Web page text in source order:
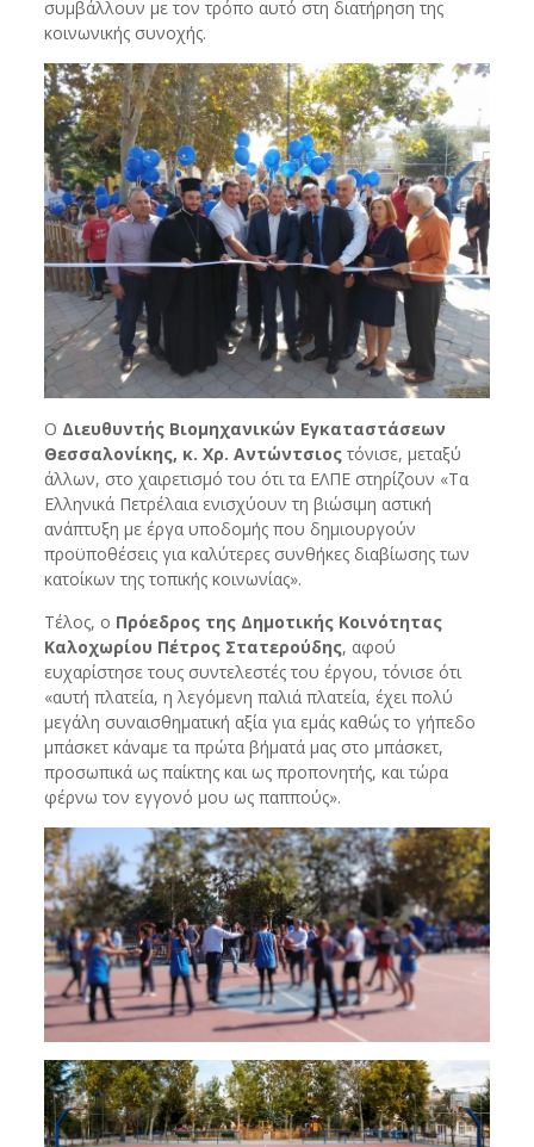
συμβάλλουν με τον τρόπο αυτό στη διατήρηση της
κοινωνικής συνοχής.
Ο Διευθυντής Βιομηχανικών Εγκαταστάσεων
Θεσσαλονίκης, κ. Χρ. Αντώντσιοςτόνισε, μεταξύ
άλλων, στο χαιρετισμό του ότι τα ΕΛΠΕ στηρίζουν «Τα
Ελληνικά Πετρέλαια ενισχύουν τη βιώσιμη αστική
ανάπτυξη με έργα υποδομής που δημιουργούν
προϋποθέσεις για καλύτερες συνθήκες διαβίωσης των
κατοίκων της τοπικής κοινωνίας».
Τέλος, ο Πρόεδρος της Δημοτικής Κοινότητας
Καλοχωρίου Πέτρος Στατερούδης, αφού
ευχαρίστησε τους συντελεστές του έργου, τόνισε ότι
«αυτή πλατεία, η λεγόμενη παλιά πλατεία, έχει πολύ
μεγάλη συναισθηματική αξία για εμάς καθώς το γήπεδο
μπάσκετ κάναμε τα πρώτα βήματά μας στο μπάσκετ,
προσωπικά ως παίκτης και ως προπονητής, και τώρα
φέρνω τον εγγονό μου ως παππούς».